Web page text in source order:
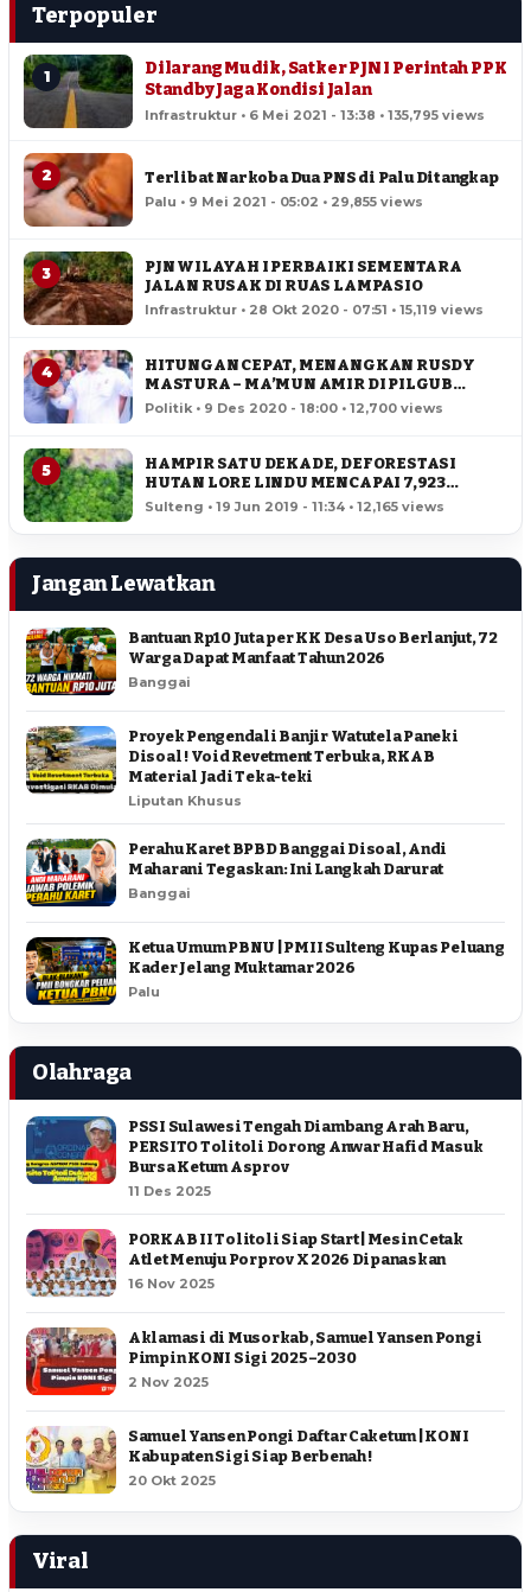
Terpopuler
1
Dilarang Mudik, Satker PJN I Perintah PPK
Standby Jaga Kondisi Jalan
Infrastruktur • 6 Mei 2021 - 13:38 • 135,795 views
2 Terlibat Narkoba Dua PNS di Palu Ditangkap
Palu • 9 Mei 2021 - 05:02 • 29,855 views
3
PJN WILAYAH I PERBAIKI SEMENTARA
JALAN RUSAK DI RUAS LAMPASIO
Infrastruktur • 28 Okt 2020 - 07:51 • 15,119 views
4
HITUNGAN CEPAT, MENANGKAN RUSDY
MASTURA – MA’MUN AMIR DI PILGUB
SULTENG
Politik • 9 Des 2020 - 18:00 • 12,700 views
5
HAMPIR SATU DEKADE, DEFORESTASI
HUTAN LORE LINDU MENCAPAI 7,923
HEKTAR
Sulteng • 19 Jun 2019 - 11:34 • 12,165 views
Jangan Lewatkan
Bantuan Rp10 Juta per KK Desa Uso Berlanjut, 72
Warga Dapat Manfaat Tahun 2026
Banggai
Proyek Pengendali Banjir Watutela Paneki
Disoal ! Void Revetment Terbuka, RKAB
Material Jadi Teka-teki
Liputan Khusus
Perahu Karet BPBD Banggai Disoal, Andi
Maharani Tegaskan: Ini Langkah Darurat
Banggai
Ketua Umum PBNU | PMII Sulteng Kupas Peluang
Kader Jelang Muktamar 2026
Palu
Olahraga
PSSI Sulawesi Tengah Diambang Arah Baru,
PERSITO Tolitoli Dorong Anwar Hafid Masuk
Bursa Ketum Asprov
11 Des 2025
PORKAB II Tolitoli Siap Start | Mesin Cetak
Atlet Menuju Porprov X 2026 Dipanaskan
16 Nov 2025
Aklamasi di Musorkab, Samuel Yansen Pongi
Pimpin KONI Sigi 2025–2030
2 Nov 2025
Samuel Yansen Pongi Daftar Caketum | KONI
Kabupaten Sigi Siap Berbenah !
20 Okt 2025
Viral